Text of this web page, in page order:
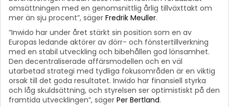
omsättningen med en genomsnittlig årlig tillväxttakt om
mer än sju procent”, säger Fredrik Meuller.
”Inwido har under året stärkt sin position som en av
Europas ledande aktörer av dörr- och fönstertillverkning
med en stabil utveckling och bibehållen god lönsamhet.
Den decentraliserade affärsmodellen och en väl
utarbetad strategi med tydliga fokusområden är en viktig
orsak till det goda resultatet. Inwido har finansiell styrka
och låg skuldsättning, och styrelsen ser optimistiskt på den
framtida utvecklingen”, säger Per Bertland.